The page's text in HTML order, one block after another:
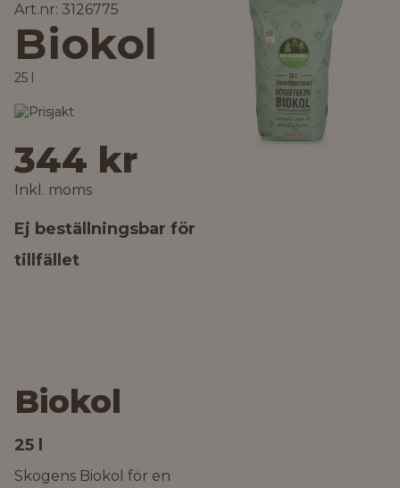
Art.nr: 3126775
Biokol
25 l
344 kr
Inkl. moms
Ej beställningsbar för
tillfället
Biokol
25 l
Skogens Biokol för en